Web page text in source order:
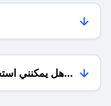
هل يمكنني